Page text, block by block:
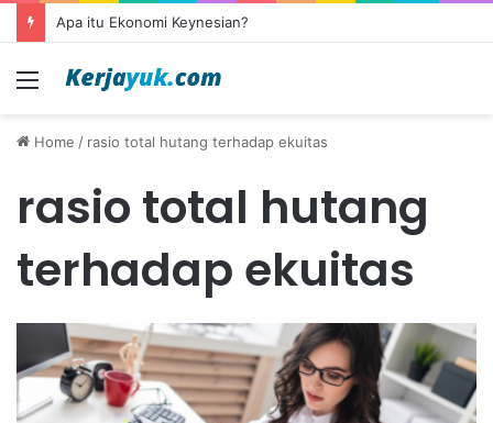
Apa itu Ekonomi Keynesian?
Menu
Home / rasio total hutang terhadap ekuitas
rasio total hutang
terhadap ekuitas